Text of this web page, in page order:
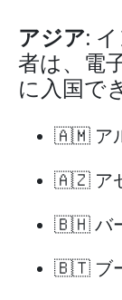
アジア:
者は、電
に入国で
🇦🇲 ア
🇦🇿 ア
🇧🇭 バ
🇧🇹 ブ